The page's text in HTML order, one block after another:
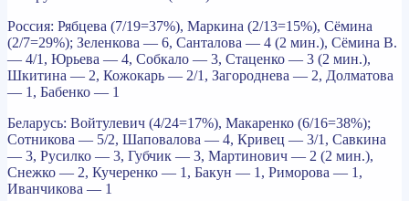
Россия: Рябцева (7/19=37%), Маркина (2/13=15%), Сёмина
(2/7=29%); Зеленкова — 6, Санталова — 4 (2 мин.), Сёмина В.
— 4/1, Юрьева — 4, Собкало — 3, Стаценко — 3 (2 мин.),
Шкитина — 2, Кожокарь — 2/1, Загороднева — 2, Долматова
— 1, Бабенко — 1
Беларусь: Войтулевич (4/24=17%), Макаренко (6/16=38%);
Сотникова — 5/2, Шаповалова — 4, Кривец — 3/1, Савкина
— 3, Русилко — 3, Губчик — 3, Мартинович — 2 (2 мин.),
Снежко — 2, Кучеренко — 1, Бакун — 1, Риморова — 1,
Иванчикова — 1